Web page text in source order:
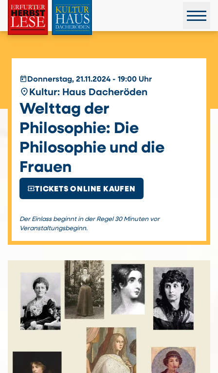
today Donnerstag, 21.11.2024 - 19:00 Uhr
place Kultur: Haus Dacheröden
Welttag der
Philosophie: Die
Philosophie und die
Frauen
local_activityTICKETS ONLINE KAUFEN
Der Einlass beginnt in der Regel 30 Minuten vor
Veranstaltungsbeginn.